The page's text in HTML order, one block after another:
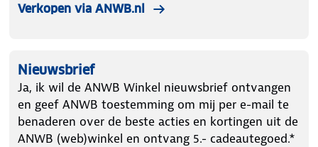
Verkopen via ANWB.nl
Nieuwsbrief
Ja, ik wil de ANWB Winkel nieuwsbrief ontvangen
en geef ANWB toestemming om mij per e-mail te
benaderen over de beste acties en kortingen uit de
ANWB (web)winkel en ontvang 5.- cadeautegoed.*